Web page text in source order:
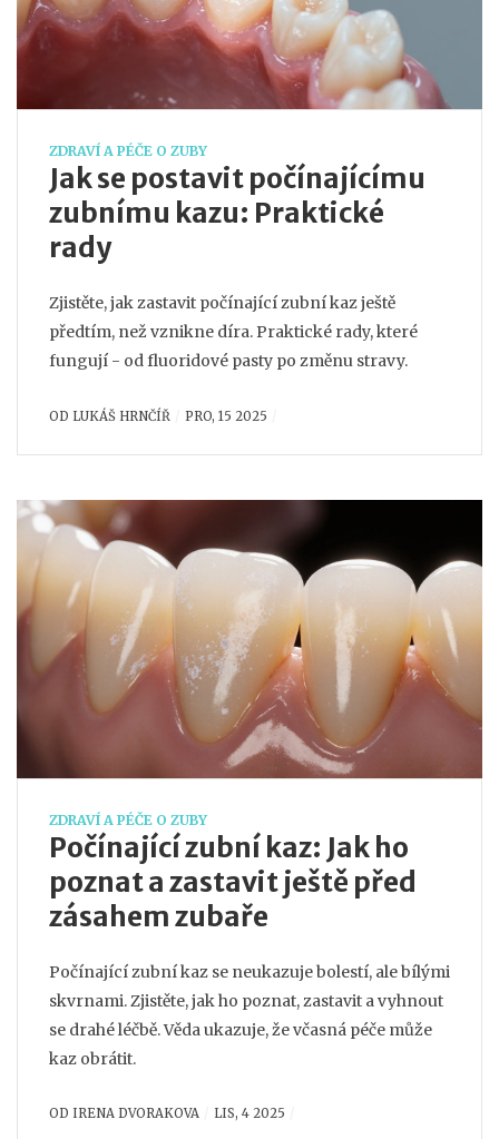
ZDRAVÍ A PÉČE O ZUBY
Jak se postavit počínajícímu
zubnímu kazu: Praktické
rady
Zjistěte, jak zastavit počínající zubní kaz ještě
předtím, než vznikne díra. Praktické rady, které
fungují - od fluoridové pasty po změnu stravy.
OD LUKÁŠ HRNČÍŘ PRO, 15 2025
ZDRAVÍ A PÉČE O ZUBY
Počínající zubní kaz: Jak ho
poznat a zastavit ještě před
zásahem zubaře
Počínající zubní kaz se neukazuje bolestí, ale bílými
skvrnami. Zjistěte, jak ho poznat, zastavit a vyhnout
se drahé léčbě. Věda ukazuje, že včasná péče může
kaz obrátit.
OD IRENA DVORAKOVA LIS, 4 2025